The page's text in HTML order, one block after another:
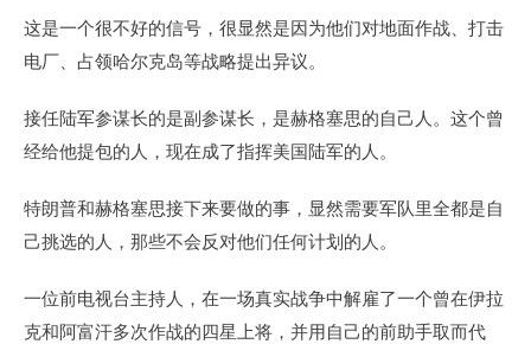
这是一个很不好的信号，很显然是因为他们对地面作战、打击
电厂、占领哈尔克岛等战略提出异议。
接任陆军参谋长的是副参谋长，是赫格塞思的自己人。这个曾
经给他提包的人，现在成了指挥美国陆军的人。
特朗普和赫格塞思接下来要做的事，显然需要军队里全都是自
己挑选的人，那些不会反对他们任何计划的人。
一位前电视台主持人，在一场真实战争中解雇了一个曾在伊拉
克和阿富汗多次作战的四星上将，并用自己的前助手取而代